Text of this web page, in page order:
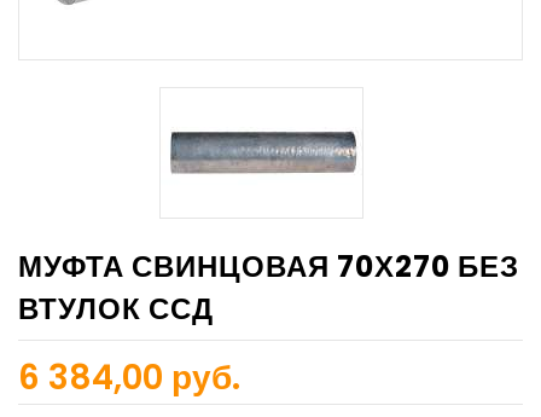
МУФТА СВИНЦОВАЯ 70Х270 БЕЗ
ВТУЛОК ССД
6 384,00 руб.